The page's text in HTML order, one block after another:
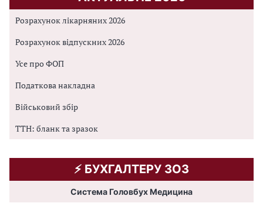
Розрахунок лікарняних 2026
Розрахунок відпускних 2026
Усе про ФОП
Податкова накладна
Військовий збір
ТТН: бланк та зразок
⚡️ БУХГАЛТЕРУ ЗОЗ
Система Головбух Медицина